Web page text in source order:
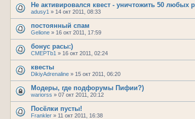
Не активировался квест - уничтожить 50 любых
adusy1 » 14 окт 2011, 08:33
постоянный спам
Gelione » 16 окт 2011, 17:59
бонус расы:)
CMEPTb1 » 16 окт 2011, 02:24
квесты
DikiyAdrenaline » 15 окт 2011, 06:20
Модеры, где подфорумы Пифии?)
wariorss » 07 окт 2011, 20:12
Посёлки пусты!
Frankler » 11 окт 2011, 16:38